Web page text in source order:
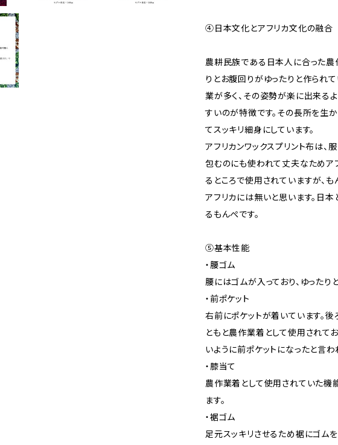
④日本文化とアフリカ文化の融合
農耕民族である日本人に合った農
りとお腹回りがゆったりと作られ
業が多く、その姿勢が楽に出来る
すいのが特徴です。その長所を生
てスッキリ細身にしています。
アフリカンワックスプリント布は、
包むのにも使われて丈夫なためア
るところで使用されていますが、
アフリカには無いと思います。日
るもんぺです。
⑤基本性能
・腰ゴム
腰にはゴムが入っており、ゆったり
・前ポケット
右前にポケットが着いています。
ともと農作業着として使用されて
いように前ポケットになったと言わ
・膝当て
農作業着として使用されていた機
ます。
・裾ゴム
足元スッキリさせるため裾にゴムを